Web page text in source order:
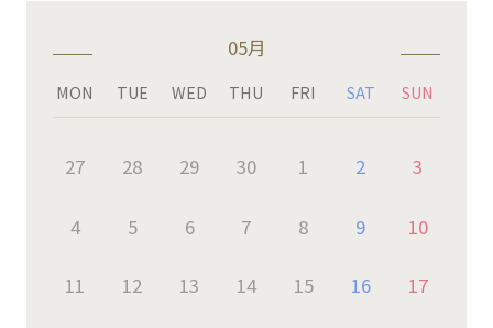
05月
MON TUE WED THU FRI SAT SUN
27 28 29 30 1 2 3
4 5 6 7 8 9 10
11 12 13 14 15 16 17